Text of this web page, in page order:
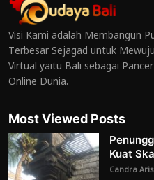
Visi Kami adalah Membangun
Terbesar Sejagad untuk
Virtual yaitu Bali sebagai
Online Dunia.
Most Viewed Posts
Kuat
Candra